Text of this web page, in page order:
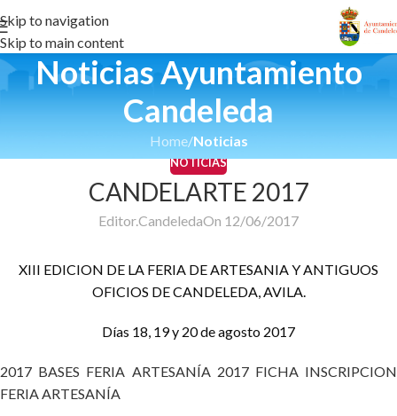
Skip to navigation
Skip to main content
Noticias Ayuntamiento
Candeleda
Home/Noticias
NOTICIAS
CANDELARTE 2017
Editor.CandeledaOn 12/06/2017
XIII EDICION DE LA FERIA DE ARTESANIA Y ANTIGUOS
OFICIOS DE CANDELEDA, AVILA.
Días 18, 19 y 20 de agosto 2017
2017 BASES FERIA ARTESANÍA 2017 FICHA INSCRIPCION
FERIA ARTESANÍA